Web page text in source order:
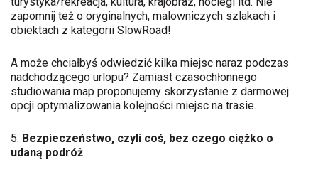
zapomnij też o oryginalnych, malowniczych szlakach i
obiektach z kategorii SlowRoad!
A może chciałbyś odwiedzić kilka miejsc naraz podczas
nadchodzącego urlopu? Zamiast czasochłonnego
studiowania map proponujemy skorzystanie z darmowej
opcji optymalizowania kolejności miejsc na trasie.
5. Bezpieczeństwo, czyli coś, bez czego ciężko o
udaną podróż